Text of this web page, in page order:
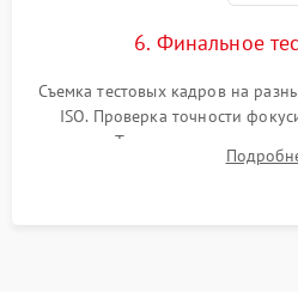
6. Финальное
Съемка тестовых кадров на
ISO. Проверка точности
мишени. Тест записи на карту
вспышки, микрофона и